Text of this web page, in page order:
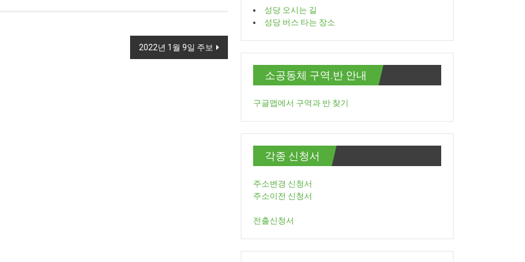
2022년 1월 9일 주보
성당 오시는 길
성당 버스 타는 장소
소공동체 구역.반 안내
구글맵에서 구역과 반 찾기
각종 신청서
주소변경 신청서
주소이전 신청서
전출신청서